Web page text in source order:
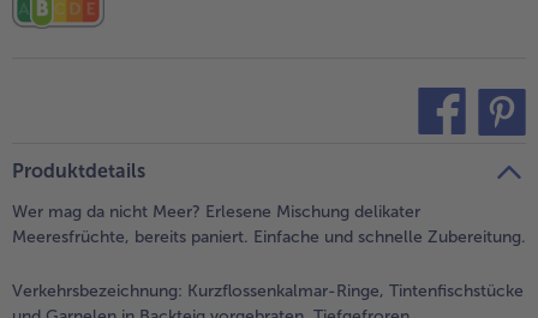
Produktdetails
Wer mag da nicht Meer? Erlesene Mischung delikater
Meeresfrüchte, bereits paniert. Einfache und schnelle Zubereitung.
Verkehrsbezeichnung: Kurzflossenkalmar-Ringe, Tintenfischstücke